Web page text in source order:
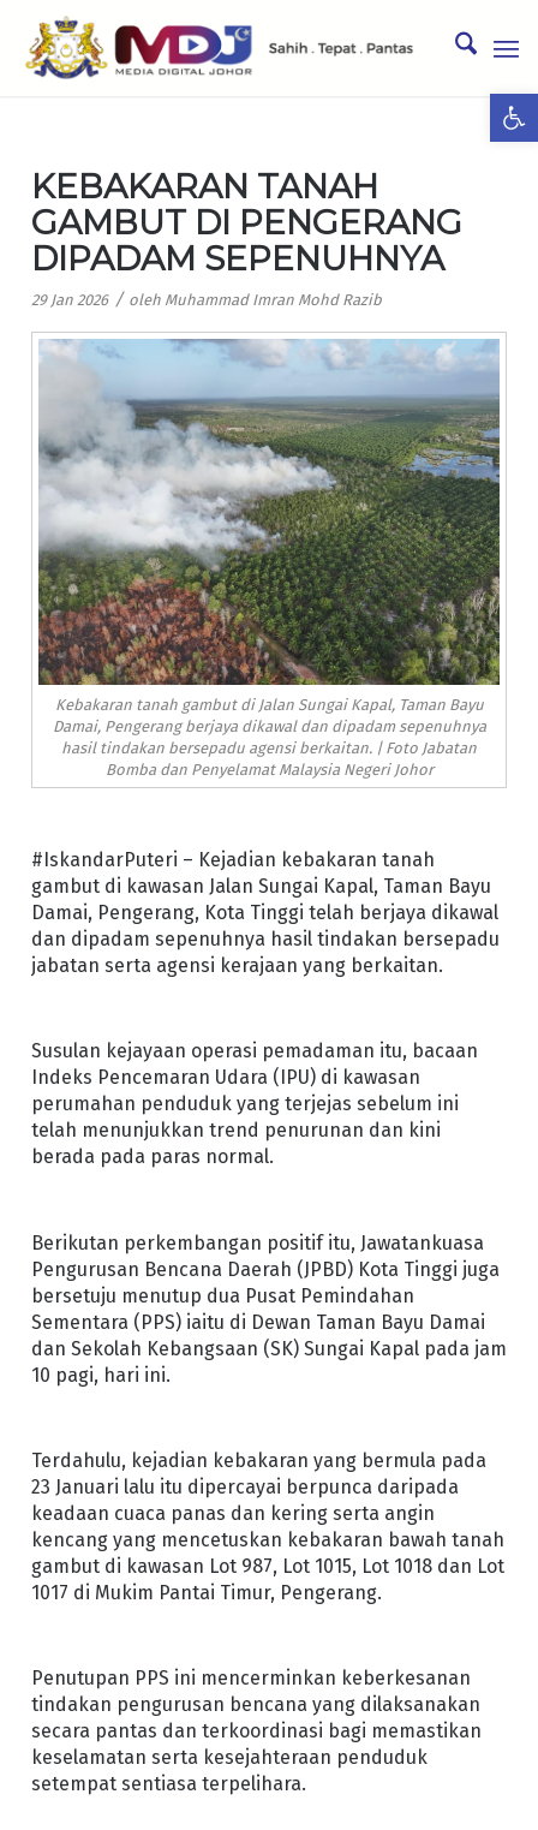
KEBAKARAN TANAH
GAMBUT DI PENGERANG
DIPADAM SEPENUHNYA
29 Jan 2026 / oleh Muhammad Imran Mohd Razib
Kebakaran tanah gambut di Jalan Sungai Kapal, Taman Bayu
Damai, Pengerang berjaya dikawal dan dipadam sepenuhnya
hasil tindakan bersepadu agensi berkaitan. | Foto Jabatan
Bomba dan Penyelamat Malaysia Negeri Johor
#IskandarPuteri – Kejadian kebakaran tanah
gambut di kawasan Jalan Sungai Kapal, Taman Bayu
Damai, Pengerang, Kota Tinggi telah berjaya dikawal
dan dipadam sepenuhnya hasil tindakan bersepadu
jabatan serta agensi kerajaan yang berkaitan.
Susulan kejayaan operasi pemadaman itu, bacaan
Indeks Pencemaran Udara (IPU) di kawasan
perumahan penduduk yang terjejas sebelum ini
telah menunjukkan trend penurunan dan kini
berada pada paras normal.
Berikutan perkembangan positif itu, Jawatankuasa
Pengurusan Bencana Daerah (JPBD) Kota Tinggi juga
bersetuju menutup dua Pusat Pemindahan
Sementara (PPS) iaitu di Dewan Taman Bayu Damai
dan Sekolah Kebangsaan (SK) Sungai Kapal pada jam
10 pagi, hari ini.
Terdahulu, kejadian kebakaran yang bermula pada
23 Januari lalu itu dipercayai berpunca daripada
keadaan cuaca panas dan kering serta angin
kencang yang mencetuskan kebakaran bawah tanah
gambut di kawasan Lot 987, Lot 1015, Lot 1018 dan Lot
1017 di Mukim Pantai Timur, Pengerang.
Penutupan PPS ini mencerminkan keberkesanan
tindakan pengurusan bencana yang dilaksanakan
secara pantas dan terkoordinasi bagi memastikan
keselamatan serta kesejahteraan penduduk
setempat sentiasa terpelihara.